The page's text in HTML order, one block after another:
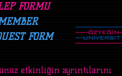
FORMU
FORM
etkinliğin ayrıntılarını